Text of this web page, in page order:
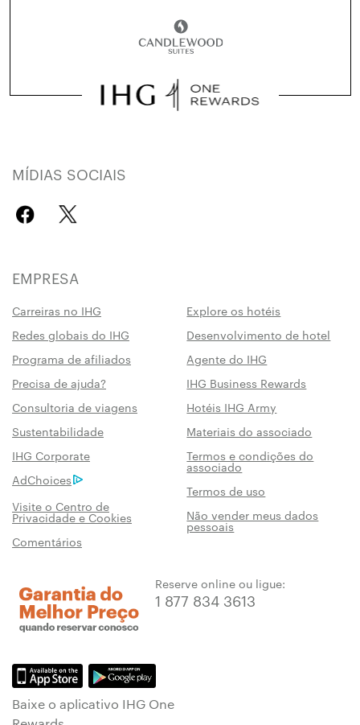
MÍDIAS SOCIAIS
EMPRESA
Carreiras no IHG
Explore os hotéis
Redes globais do IHG
Desenvolvimento de hotel
Programa de afiliados
Agente do IHG
Precisa de ajuda?
IHG Business Rewards
Consultoria de viagens
Hotéis IHG Army
Sustentabilidade
Materiais do associado
IHG Corporate
Termos e condições do
associado
AdChoices
Termos de uso
Visite o Centro de
Privacidade e Cookies Não vender meus dados
pessoais
Comentários
Reserve online ou ligue:
1 877 834 3613
Baixe o aplicativo IHG One